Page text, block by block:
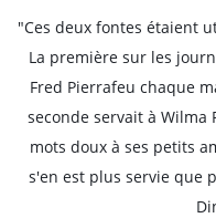
"Ces deux fontes étaient
La première sur les
Fred Pierrafeu chaque
seconde servait à
mots doux à ses petits
s'en est plus servie que